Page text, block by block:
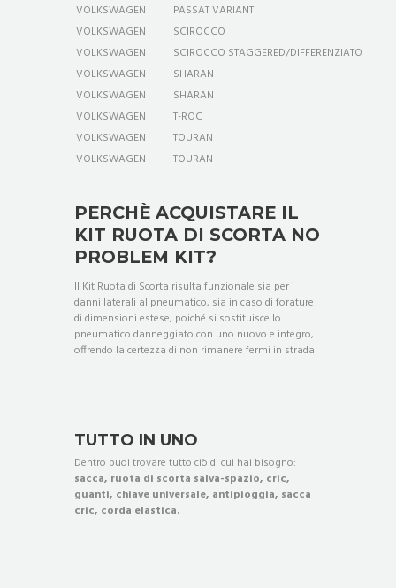
VOLKSWAGEN
PASSAT VARIANT
VOLKSWAGEN
SCIROCCO
VOLKSWAGEN
SCIROCCO STAGGERED/DIFFERENZIATO
VOLKSWAGEN
SHARAN
VOLKSWAGEN
SHARAN
VOLKSWAGEN
T-ROC
VOLKSWAGEN
TOURAN
VOLKSWAGEN
TOURAN
PERCHÈ ACQUISTARE IL
KIT RUOTA DI SCORTA NO
PROBLEM KIT?
Il Kit Ruota di Scorta risulta funzionale sia per i
danni laterali al pneumatico, sia in caso di forature
di dimensioni estese, poiché si sostituisce lo
pneumatico danneggiato con uno nuovo e integro,
offrendo la certezza di non rimanere fermi in strada
TUTTO IN UNO
Dentro puoi trovare tutto ciò di cui hai bisogno:
sacca, ruota di scorta salva-spazio, cric,
guanti, chiave universale, antipioggia, sacca
cric, corda elastica.